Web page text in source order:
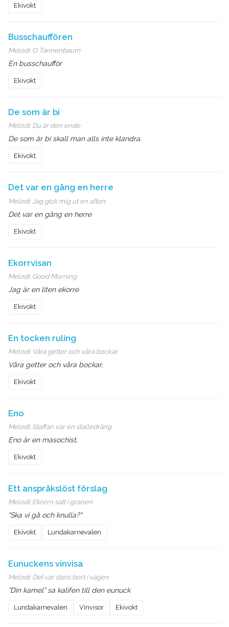
Ekivokt
Busschauffören
Melodi: O Tannenbaum
En busschaufför
Ekivokt
De som är bi
Melodi: Du är den ende
De som är bi skall man alls inte klandra.
Ekivokt
Det var en gång en herre
Melodi: Jag gick mig ut en afton
Det var en gång en herre
Ekivokt
Ekorrvisan
Melodi: Good Morning
Jag är en liten ekorre
Ekivokt
En tocken ruling
Melodi: Våra getter och våra bockar
Våra getter och våra bockar,
Ekivokt
Eno
Melodi: Staffan var en stalledräng
Eno är en masochist,
Ekivokt
Ett anspråkslöst förslag
Melodi: Ekorrn satt i granen
"Ska vi gå och knulla?"
Ekivokt Lundakarnevalen
Eunuckens vinvisa
Melodi: Det var dans bort i vägen
“Din kamel” sa kalifen till den eunuck
Lundakarnevalen Vinvisor Ekivokt